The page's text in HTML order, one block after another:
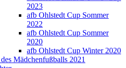
2023
afb Ohlstedt Cup Sommer
2022
afb Ohlstedt Cup Sommer
2020
afb Ohlstedt Cup Winter 2020
Mädchenfußballs 2021